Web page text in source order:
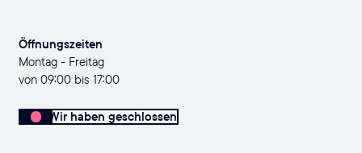
Öffnungszeiten
Montag - Freitag
von 09:00 bis 17:00
Wir haben geschlossen